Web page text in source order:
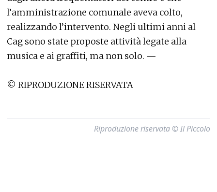
l’amministrazione comunale aveva colto,
realizzando l’intervento. Negli ultimi anni al
Cag sono state proposte attività legate alla
musica e ai graffiti, ma non solo. —
© RIPRODUZIONE RISERVATA
Riproduzione riservata © Il Piccolo